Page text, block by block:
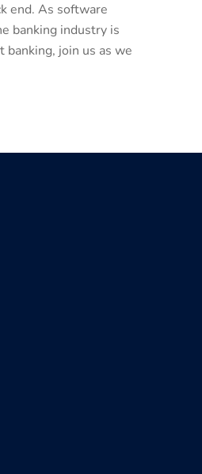
end. As software
banking industry is
join us as we